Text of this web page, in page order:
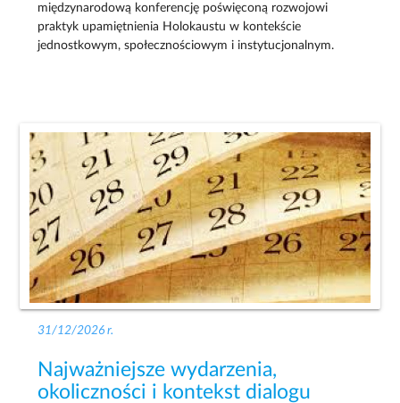
międzynarodową konferencję poświęconą rozwojowi
praktyk upamiętnienia Holokaustu w kontekście
jednostkowym, społecznościowym i instytucjonalnym.
31/12/2026 r.
Najważniejsze wydarzenia,
okoliczności i kontekst dialogu